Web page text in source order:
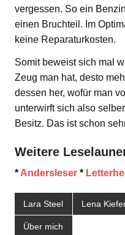
vergessen. So ein
einen Bruchteil. Im
keine Reparaturkosten.
Somit beweist sich mal
Zeug man hat, desto
dessen her, wofür man
unterwirft sich also
Besitz. Das ist schon
Weitere
* Andersleser *
Lara Steel Lena
Über mich